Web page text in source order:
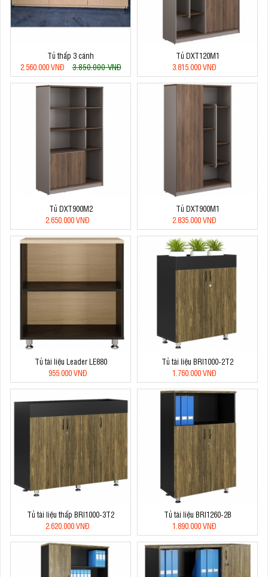
Tủ thấp 3 cánh
2.560.000 VNĐ
3.850.000 VNĐ
Tủ DXT120M1
3.815.000 VNĐ
Tủ DXT900M2
2.650.000 VNĐ
Tủ DXT900M1
2.835.000 VNĐ
Tủ tài liệu Leader LE880
955.000 VNĐ
Tủ tài liệu BRI1000-2T2
1.760.000 VNĐ
Tủ tài liệu thấp BRI1000-3T2
2.620.000 VNĐ
Tủ tài liệu BRI1260-2B
1.890.000 VNĐ